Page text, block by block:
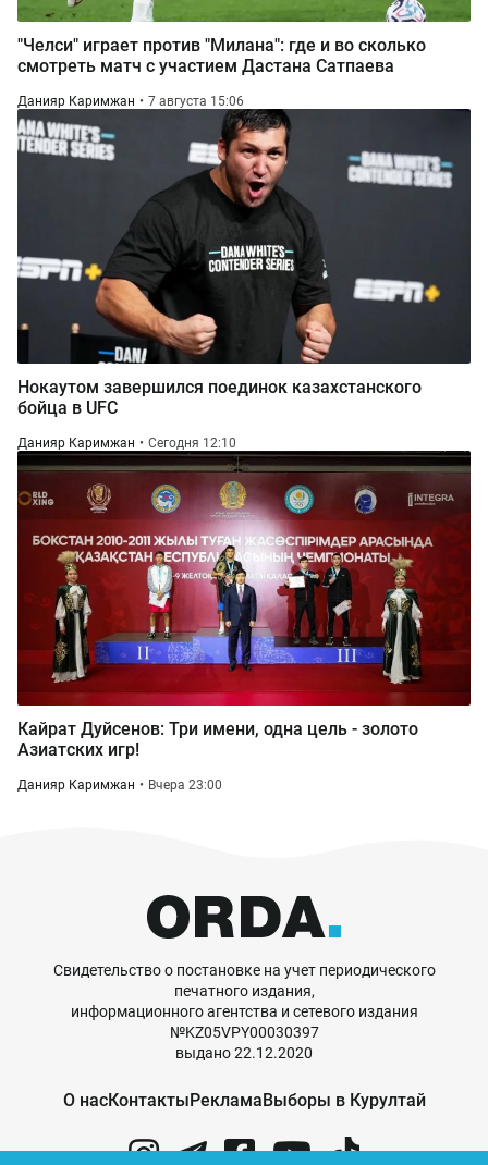
"Челси" играет против "Милана": где и во сколько
смотреть матч с участием Дастана Сатпаева
Данияр Каримжан 7 августа 15:06
Нокаутом завершился поединок казахстанского
бойца в UFC
Данияр Каримжан Сегодня 12:10
Кайрат Дуйсенов: Три имени, одна цель - золото
Азиатских игр!
Данияр Каримжан Вчера 23:00
Свидетельство о постановке на учет периодического
печатного издания,
информационного агентства и сетевого издания
№KZ05VPY00030397
выдано 22.12.2020
О насКонтактыРекламаВыборы в Курултай